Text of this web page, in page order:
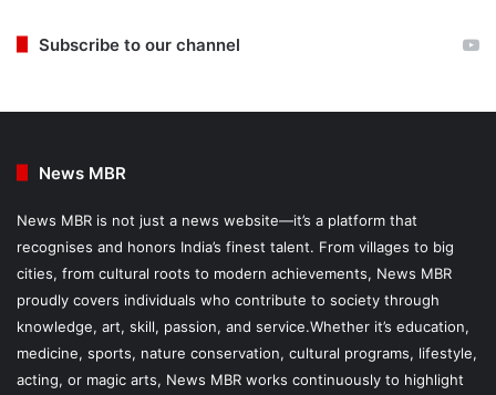
Subscribe to our channel
News MBR
News MBR is not just a news website—it’s a platform that
recognises and honors India’s finest talent. From villages to big
cities, from cultural roots to modern achievements, News MBR
proudly covers individuals who contribute to society through
knowledge, art, skill, passion, and service.Whether it’s education,
medicine, sports, nature conservation, cultural programs, lifestyle,
acting, or magic arts, News MBR works continuously to highlight